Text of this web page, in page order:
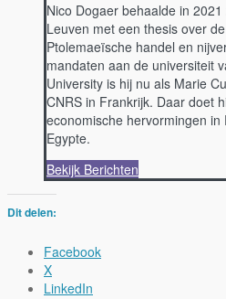
Nico Dogaer behaalde in
Leuven met een thesis over
Ptolemaeïsche handel en
mandaten aan de universiteit
University is hij nu als Marie
CNRS in Frankrijk. Daar doet
economische hervormingen
Egypte.
Bekijk Berichten
Dit delen:
Facebook
X
LinkedIn